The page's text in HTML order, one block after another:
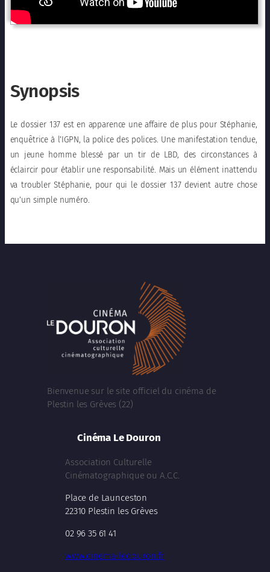
Synopsis
Le dossier 137 est en apparence une affaire de plus pour Stéphanie,
enquêtrice à l’IGPN, la police des polices. Une manifestation tendue,
un jeune homme blessé par un tir de LBD, des circonstances à
éclaircir pour établir une responsabilité. Mais un élément inattendu
va troubler Stéphanie, pour qui le dossier 137 devient autre chose
qu’un simple numéro.
Bienvenue sur le site officiel du cinéma de
Plestin les Grèves (22)
Cinéma Le Douron
Association Culturelle
Cinématographique ou A.C.C.
Place de Launceston
22310 Plestin les Grèves
02 96 35 61 41
www.cinema-ledouron.fr